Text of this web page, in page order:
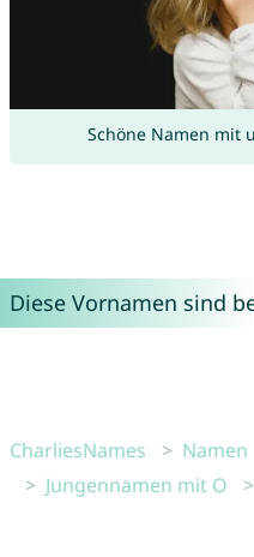
Schöne Namen mit
Diese Vornamen sind
CharliesNames Namen
Jungennamen mit O